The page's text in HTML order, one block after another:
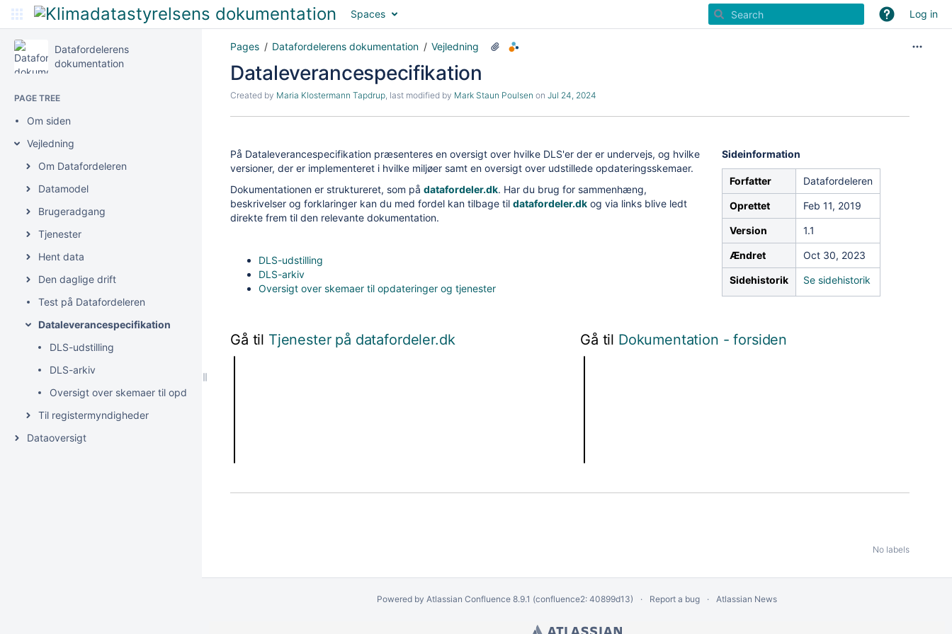
Spaces Log in
Datafordelerens
dokumentation
PAGE TREE
Om siden
Vejledning
Om Datafordeleren
Datamodel
Brugeradgang
Tjenester
Hent data
Den daglige drift
Test på Datafordeleren
Dataleverancespecifikation
DLS-udstilling
DLS-arkiv
Oversigt over skemaer til opdateringer og tjenester
Til registermyndigheder
Dataoversigt
Pages Datafordelerens dokumentation Vejledning
Dataleverancespecifikation
Created by Maria Klostermann Tapdrup, last modified by Mark Staun Poulsen on Jul 24, 2024
På Dataleverancespecifikation præsenteres en oversigt over hvilke DLS'er der er undervejs, og hvilke
versioner, der er implementeret i hvilke miljøer samt en oversigt over udstillede opdateringsskemaer.
Dokumentationen er struktureret, som på datafordeler.dk. Har du brug for sammenhæng,
beskrivelser og forklaringer kan du med fordel kan tilbage til datafordeler.dk og via links blive ledt
direkte frem til den relevante dokumentation.
DLS-udstilling
DLS-arkiv
Oversigt over skemaer til opdateringer og tjenester
Sideinformation
Forfatter Datafordeleren
Oprettet Feb 11, 2019
Version 1.1
Ændret Oct 30, 2023
Sidehistorik Se sidehistorik
Gå til Tjenester på datafordeler.dk Gå til Dokumentation - forsiden
No labels
Powered by Atlassian Confluence 8.9.1 (confluence2: 40899d13) Report a bug Atlassian News